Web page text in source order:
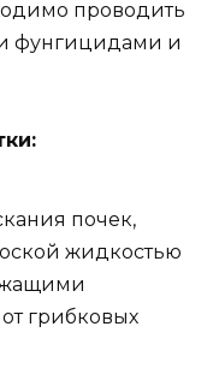
проводить
фунгицидами и
почек,
жидкостью
грибковых